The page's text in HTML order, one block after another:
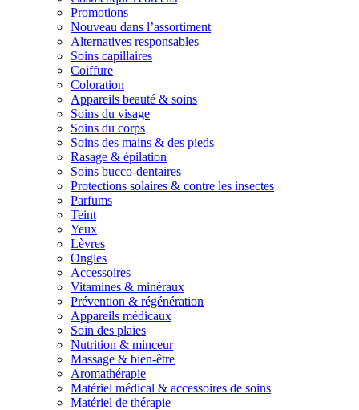
Promotions
Nouveau dans l’assortiment
Alternatives responsables
Soins capillaires
Coiffure
Coloration
Appareils beauté & soins
Soins du visage
Soins du corps
Soins des mains & des pieds
Rasage & épilation
Soins bucco-dentaires
Protections solaires & contre les insectes
Parfums
Teint
Yeux
Lèvres
Ongles
Accessoires
Vitamines & minéraux
Prévention & régénération
Appareils médicaux
Soin des plaies
Nutrition & minceur
Massage & bien-être
Aromathérapie
Matériel médical & accessoires de soins
Matériel de thérapie